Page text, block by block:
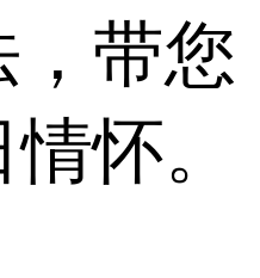
，带您
怀。